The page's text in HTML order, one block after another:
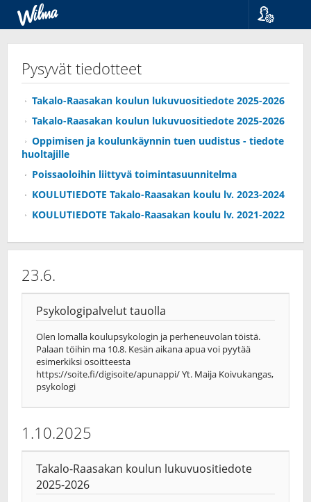
Pysyvät tiedotteet
Takalo-Raasakan koulun lukuvuositiedote 2025-2026
Takalo-Raasakan koulun lukuvuositiedote 2025-2026
Oppimisen ja koulunkäynnin tuen uudistus - tiedote
huoltajille
Poissaoloihin liittyvä toimintasuunnitelma
KOULUTIEDOTE Takalo-Raasakan koulu lv. 2023-2024
KOULUTIEDOTE Takalo-Raasakan koulu lv. 2021-2022
23.6.
Psykologipalvelut tauolla
Olen lomalla koulupsykologin ja perheneuvolan töistä.
Palaan töihin ma 10.8. Kesän aikana apua voi pyytää
esimerkiksi osoitteesta
https://soite.fi/digisoite/apunappi/ Yt. Maija Koivukangas,
psykologi
1.10.2025
Takalo-Raasakan koulun lukuvuositiedote
2025-2026